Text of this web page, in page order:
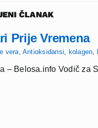
ČLANAK
Prije Vremena
vera Antioksidansi kolagen
– Belosa.info Vodič za